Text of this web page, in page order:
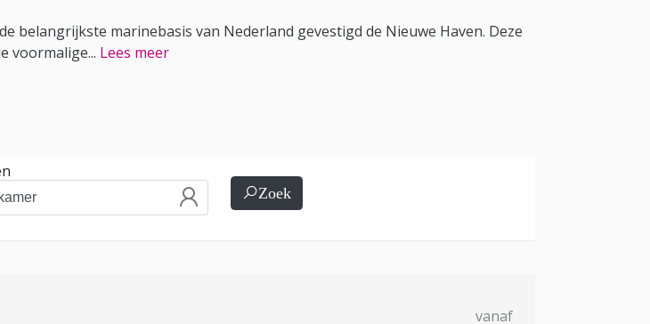
belangrijkste marinebasis van Nederland gevestigd de Nieuwe Haven. Deze
voormalige... Lees meer
Zoek
vanaf